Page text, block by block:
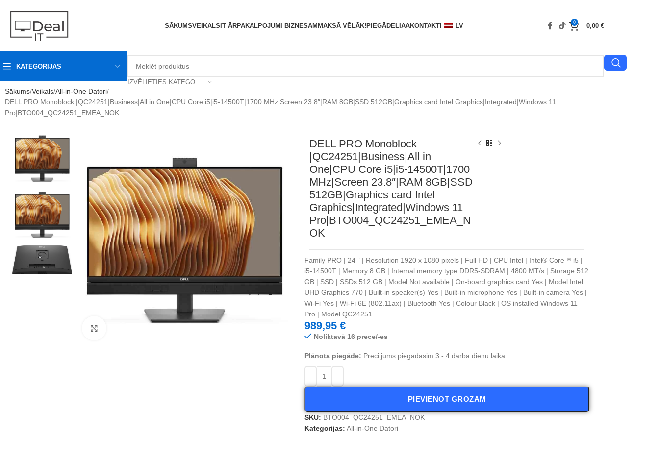
SĀKUMSVEIKALS IT ĀRPAKALPOJUMI BIZNESAM MAKSĀ VĒLĀK! PIEGĀDELIAAKONTAKTI LV
0
0,00 €
KATEGORIJAS
IZVĒLIETIES KATEGORIJU
Sākums Veikals All-in-One Datori
DELL PRO Monoblock |QC24251|Business|All in One|CPU Core i5|i5-14500T|1700 MHz|Screen 23.8″|RAM 8GB|SSD 512GB|Graphics card Intel Graphics|Integrated|Windows 11
Pro|BTO004_QC24251_EMEA_NOK
DELL PRO Monoblock
|QC24251|Business|All in
One|CPU Core i5|i5-14500T|1700
MHz|Screen 23.8″|RAM 8GB|SSD
512GB|Graphics card Intel
Graphics|Integrated|Windows 11
Pro|BTO004_QC24251_EMEA_N
OK
Family PRO | 24 ” | Resolution 1920 x 1080 pixels | Full HD | CPU Intel | Intel® Core™ i5 |
i5-14500T | Memory 8 GB | Internal memory type DDR5-SDRAM | 4800 MT/s | Storage 512
GB | SSD | SSDs 512 GB | Model Not available | On-board graphics card Yes | Model Intel
UHD Graphics 770 | Built-in speaker(s) Yes | Built-in microphone Yes | Built-in camera Yes |
Wi-Fi Yes | Wi-Fi 6E (802.11ax) | Bluetooth Yes | Colour Black | OS installed Windows 11
Pro | Model QC24251
989,95 €
Noliktavā 16 prece/-es
Plānota piegāde: Preci jums piegādāsim 3 - 4 darba dienu laikā
PIEVIENOT GROZAM
SKU: BTO004_QC24251_EMEA_NOK
Kategorijas: All-in-One Datori